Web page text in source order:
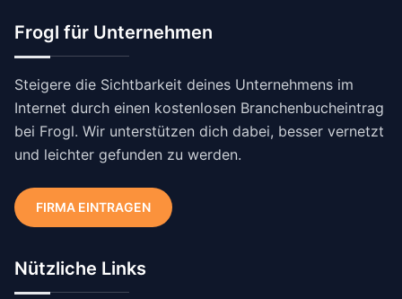
Frogl für Unternehmen
Steigere die Sichtbarkeit deines Unternehmens im
Internet durch einen kostenlosen Branchenbucheintrag
bei Frogl. Wir unterstützen dich dabei, besser vernetzt
und leichter gefunden zu werden.
FIRMA EINTRAGEN
Nützliche Links